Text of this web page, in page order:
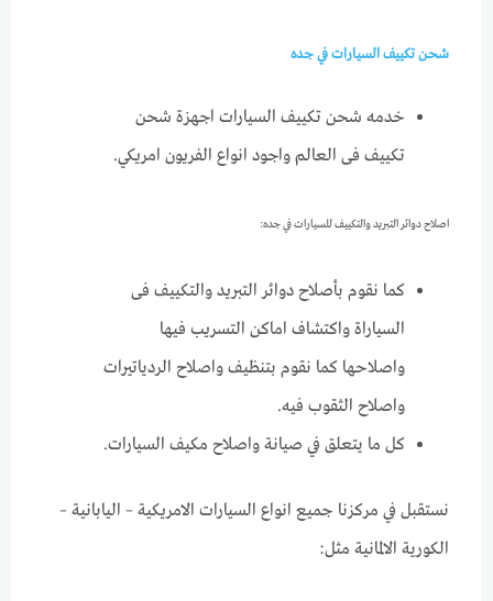
شحن تكييف السيارات في جده
خدمه شحن تكييف السيارات اجهزة شحن
تكييف فى العالم واجود انواع الفريون امريكي.
اصلاح دوائر التبريد والتكييف للسيارات في جده:
كما نقوم بأصلاح دوائر التبريد والتكييف فى
السياراة واكتشاف اماكن التسريب فيها
واصلاحها كما نقوم بتنظيف واصلاح الردياتيرات
واصلاح الثقوب فيه.
كل ما يتعلق في صيانة واصلاح مكيف السيارات.
نستقبل في مركزنا جميع انواع السيارات الامريكية – اليابانية –
الكورية الالمانية مثل: